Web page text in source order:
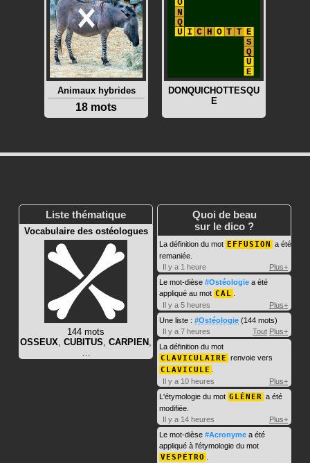
Animaux hybrides
18 mots
DONQUICHOTTESQU
E
Liste thématique
Vocabulaire des ostéologues
144 mots
OSSEUX, CUBITUS, CARPIEN ,
…
Quoi de beau
sur le dico ?
La définition du mot EFFUSION
a été
remaniée.
Il y a 1 heure
Plus+
Le mot-dièse #Ostéologie a été
appliqué au mot CAL
Il y a 5 heures
Plus+
Une liste : #Ostéologie (144 mots)
Il y a 7 heures
Tout Plus+
La définition du mot
CLAVICULAIRE renvoie vers
CLAVICULE
Il y a 10 heures
Plus+
L'étymologie du mot GLÉNER a été
modifiée.
Il y a 14 heures
Plus+
Le mot-dièse #Acronyme a été
appliqué à l'étymologie du mot
VESPÉTRO